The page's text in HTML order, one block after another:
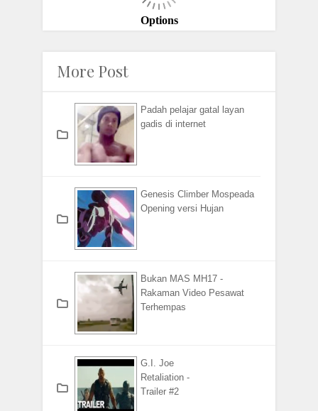
More Post
Padah pelajar gatal layan
gadis di internet
Genesis Climber Mospeada
Opening versi Hujan
Bukan MAS MH17 -
Rakaman Video Pesawat
Terhempas
G.I. Joe
Retaliation -
Trailer #2